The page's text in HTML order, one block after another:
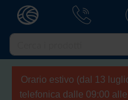
Orario estivo (dal 13
telefonica dalle 09:00